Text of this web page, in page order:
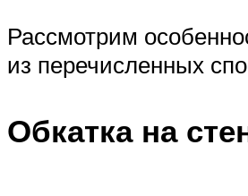
Рассмотрим
из перечисленных
Обкатка на